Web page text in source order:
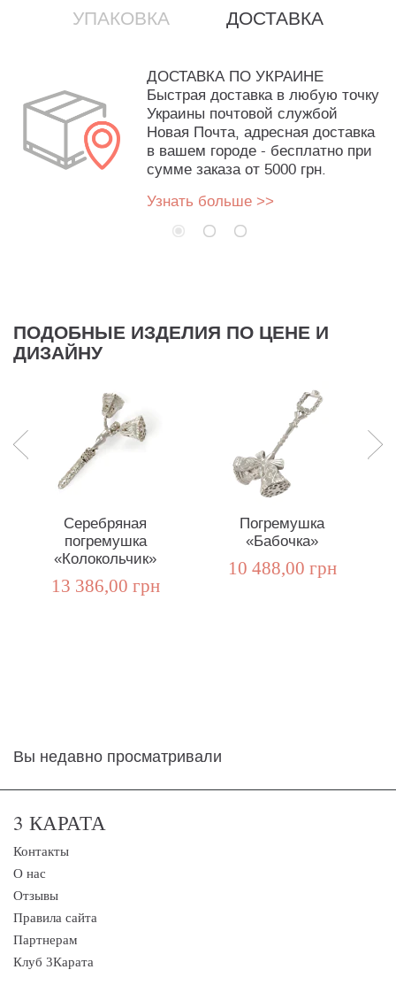
УПАКОВКА ДОСТАВКА
ДОСТАВКА ПО УКРАИНЕ
Быстрая доставка в любую точку
Украины почтовой службой
Новая Почта, адресная доставка
в вашем городе - бесплатно при
сумме заказа от 5000 грн.
Узнать больше >>
ПОДОБНЫЕ ИЗДЕЛИЯ ПО ЦЕНЕ И
ДИЗАЙНУ
Серебряная
погремушка
«Колокольчик»
13 386,00 грн
Погремушка
«Бабочка»
10 488,00 грн
Вы недавно просматривали
3 КАРАТА
Контакты
О нас
Отзывы
Правила сайта
Партнерам
Клуб 3Карата